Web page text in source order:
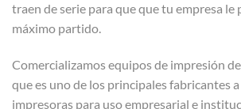
traen de serie para que que tu empresa le
máximo partido.
Comercializamos equipos de impresión
que es uno de los principales fabricantes
impresoras para uso empresarial e